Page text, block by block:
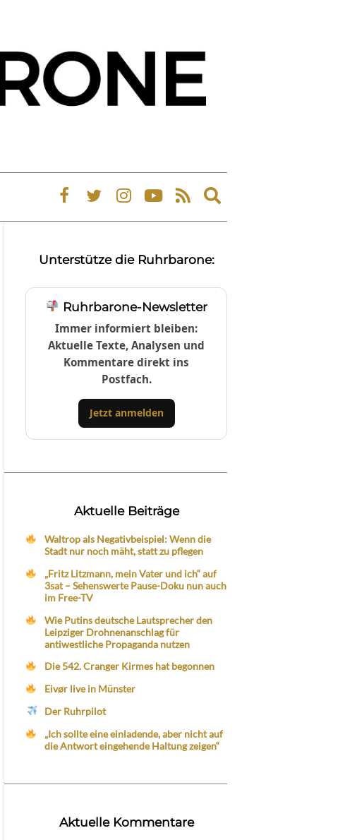
Expand
search
Unterstütze die Ruhrbarone:
Ruhrbarone-Newsletter
Immer informiert bleiben:
Aktuelle Texte, Analysen und
Kommentare direkt ins
Postfach.
Jetzt anmelden
Aktuelle Beiträge
Waltrop als Negativbeispiel: Wenn die
Stadt nur noch mäht, statt zu pflegen
„Fritz Litzmann, mein Vater und ich“ auf
3sat – Sehenswerte Pause-Doku nun auch
im Free-TV
Wie Putins deutsche Lautsprecher den
Leipziger Drohnenanschlag für
antiwestliche Propaganda nutzen
Die 542. Cranger Kirmes hat begonnen
Eivør live in Münster
Der Ruhrpilot
„Ich sollte eine einladende, aber nicht auf
die Antwort eingehende Haltung zeigen“
Aktuelle Kommentare